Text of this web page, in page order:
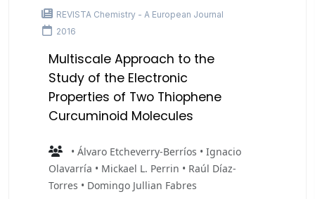
REVISTA Chemistry - A European Journal
2016
Multiscale Approach to the
Study of the Electronic
Properties of Two Thiophene
Curcuminoid Molecules
• Álvaro Etcheverry-Berríos • Ignacio
Olavarría • Mickael L. Perrin • Raúl Díaz-
Torres • Domingo Jullian Fabres